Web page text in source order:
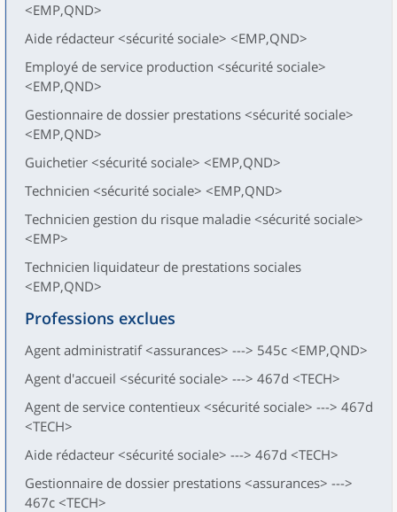
<EMP,QND>
Aide rédacteur <sécurité sociale> <EMP,QND>
Employé de service production <sécurité sociale>
<EMP,QND>
Gestionnaire de dossier prestations <sécurité sociale>
<EMP,QND>
Guichetier <sécurité sociale> <EMP,QND>
Technicien <sécurité sociale> <EMP,QND>
Technicien gestion du risque maladie <sécurité sociale>
<EMP>
Technicien liquidateur de prestations sociales
<EMP,QND>
Professions exclues
Agent administratif <assurances> ---> 545c <EMP,QND>
Agent d'accueil <sécurité sociale> ---> 467d <TECH>
Agent de service contentieux <sécurité sociale> ---> 467d
<TECH>
Aide rédacteur <sécurité sociale> ---> 467d <TECH>
Gestionnaire de dossier prestations <assurances> --->
467c <TECH>